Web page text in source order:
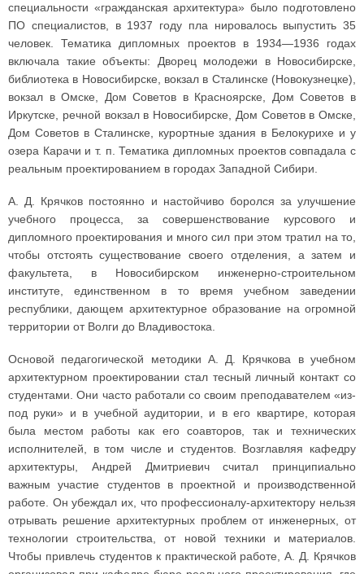
специальности «гражданская архитектура» было подготовлено
ПО специалистов, в 1937 году пла нировалось выпустить 35
человек. Тематика дипломных проектов в 1934—1936 годах
включала такие объекты: Дворец молодежи в Новосибирске,
библиотека в Новосибирске, вокзал в Сталинске (Новокузнецке),
вокзал в Омске, Дом Советов в Красноярске, Дом Советов в
Иркутске, речной вокзал в Новосибирске, Дом Советов в Омске,
Дом Советов в Сталинске, курортные здания в Белокурихе и у
озера Карачи и т. п. Тематика дипломных проектов совпадала с
реальным проектированием в городах Западной Сибири.
А. Д. Крячков постоянно и настойчиво боролся за улучшение
учебного процесса, за совершенствование курсового и
дипломного проектирования и много сил при этом тратил на то,
чтобы отстоять существование своего отделения, а затем и
факультета, в Новосибирском инженерно-строительном
институте, единственном в то время учебном заведении
республики, дающем архитектурное образование на огромной
территории от Волги до Владивостока.
Основой педагогической методики А. Д. Крячкова в учебном
архитектурном проектировании стал тесный личный контакт со
студентами. Они часто работали со своим преподавателем «из-
под руки» и в учебной аудитории, и в его квартире, которая
была местом работы как его соавторов, так и технических
исполнителей, в том числе и студентов. Возглавляя кафедру
архитектуры, Андрей Дмитриевич считал принципиально
важным участие студентов в проектной и производственной
работе. Он убеждал их, что профессионалу-архитектору нельзя
отрывать решение архитектурных проблем от инженерных, от
технологии строительства, от новой техники и материалов.
Чтобы привлечь студентов к практической работе, А. Д. Крячков